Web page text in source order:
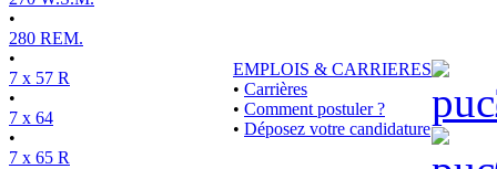
•
280 REM.
•
7 x 57 R
•
7 x 64
•
7 x 65 R
EMPLOIS & CARRIERES
• Carrières
• Comment postuler ?
• Déposez votre candidature